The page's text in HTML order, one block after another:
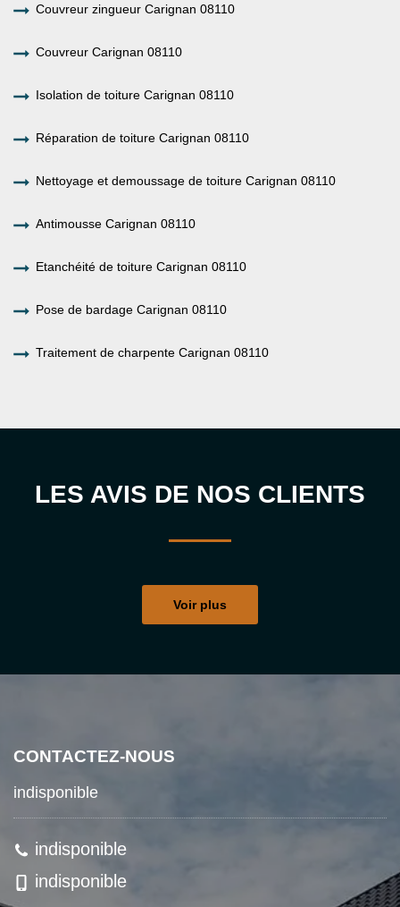
Couvreur zingueur Carignan 08110
Couvreur Carignan 08110
Isolation de toiture Carignan 08110
Réparation de toiture Carignan 08110
Nettoyage et demoussage de toiture Carignan 08110
Antimousse Carignan 08110
Etanchéité de toiture Carignan 08110
Pose de bardage Carignan 08110
Traitement de charpente Carignan 08110
LES AVIS DE NOS CLIENTS
Voir plus
CONTACTEZ-NOUS
indisponible
indisponible
indisponible